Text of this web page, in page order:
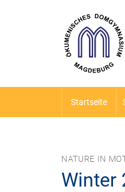
Startseite
NATURE IN
Winter